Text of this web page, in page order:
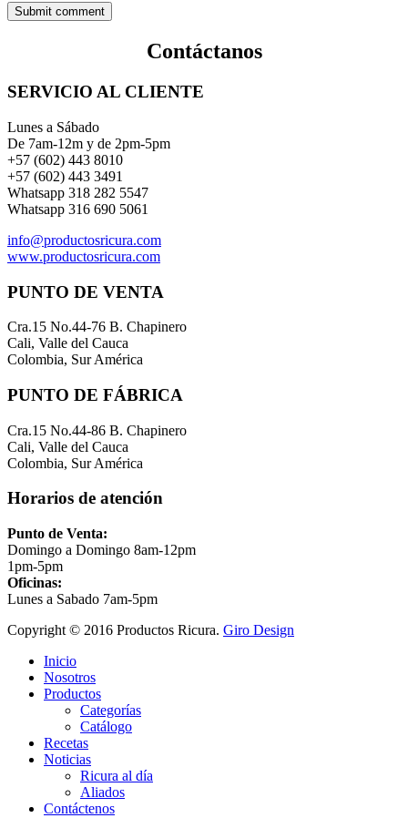
Contáctanos
SERVICIO AL CLIENTE
Lunes a Sábado
De 7am-12m y de 2pm-5pm
+57 (602) 443 8010
+57 (602) 443 3491
Whatsapp 318 282 5547
Whatsapp 316 690 5061
info@productosricura.com
www.productosricura.com
PUNTO DE VENTA
Cra.15 No.44-76 B. Chapinero
Cali, Valle del Cauca
Colombia, Sur América
PUNTO DE FÁBRICA
Cra.15 No.44-86 B. Chapinero
Cali, Valle del Cauca
Colombia, Sur América
Horarios de atención
Punto de Venta:
Domingo a Domingo 8am-12pm
1pm-5pm
Oficinas:
Lunes a Sabado 7am-5pm
Copyright © 2016 Productos Ricura. Giro Design
Inicio
Nosotros
Productos
Categorías
Catálogo
Recetas
Noticias
Ricura al día
Aliados
Contáctenos